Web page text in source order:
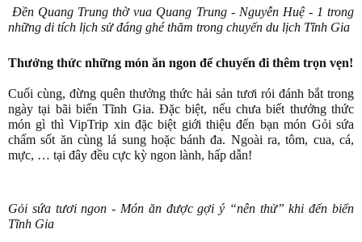
Đền Quang Trung thờ vua Quang Trung - Nguyễn Huệ - 1 trong
những di tích lịch sử đáng ghé thăm trong chuyến du lịch Tĩnh Gia
Thưởng thức những món ăn ngon để chuyến đi thêm trọn vẹn!
Cuối cùng, đừng quên thưởng thức hải sản tươi rói đánh bắt trong
ngày tại bãi biển Tĩnh Gia. Đặc biệt, nếu chưa biết thưởng thức
món gì thì VipTrip xin đặc biệt giới thiệu đến bạn món Gỏi sứa
chấm sốt ăn cùng lá sung hoặc bánh đa. Ngoài ra, tôm, cua, cá,
mực, … tại đây đều cực kỳ ngon lành, hấp dẫn!
Gỏi sứa tươi ngon - Món ăn được gợi ý “nên thử” khi đến biển
Tĩnh Gia